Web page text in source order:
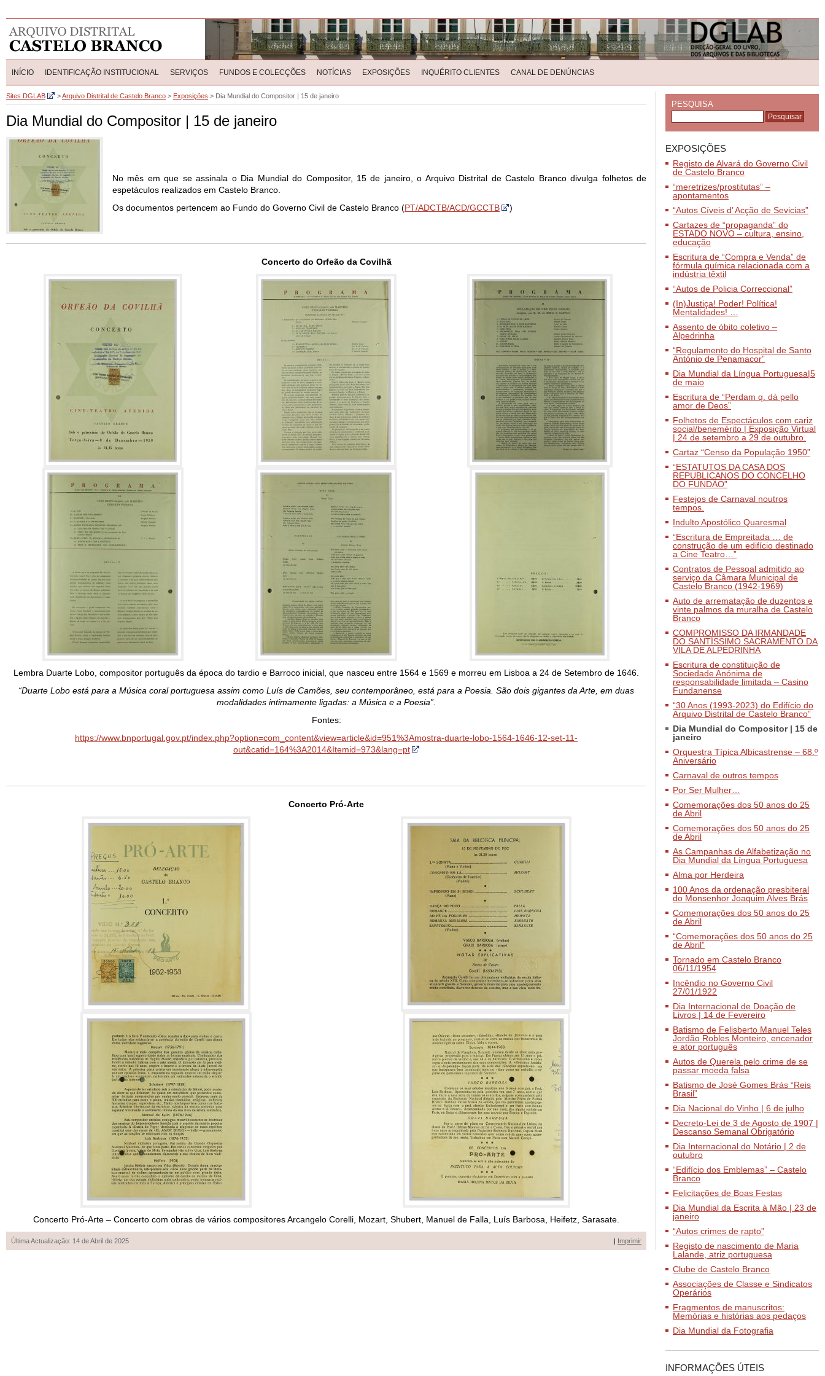
INÍCIO IDENTIFICAÇÃO INSTITUCIONAL SERVIÇOS FUNDOS E COLECÇÕES NOTÍCIAS EXPOSIÇÕES INQUÉRITO CLIENTES CANAL DE DENÚNCIAS
Sites DGLAB >Arquivo Distrital de Castelo Branco > Exposições > Dia Mundial do Compositor | 15 de janeiro
Dia Mundial do Compositor | 15 de janeiro
No mês em que se assinala o Dia Mundial do Compositor, 15 de janeiro, o Arquivo Distrital de Castelo Branco divulga folhetos de
espetáculos realizados em Castelo Branco.
Os documentos pertencem ao Fundo do Governo Civil de Castelo Branco (PT/ADCTB/ACD/GCCTB )
Concerto do Orfeão da Covilhã
Lembra Duarte Lobo, compositor português da época do tardio e Barroco inicial, que nasceu entre 1564 e 1569 e morreu em Lisboa a 24 de Setembro de 1646.
“Duarte Lobo está para a Música coral portuguesa assim como Luís de Camões, seu contemporâneo, está para a Poesia. São dois gigantes da Arte, em duas
modalidades intimamente ligadas: a Música e a Poesia”.
Fontes:
https://www.bnportugal.gov.pt/index.php?option=com_content&view=article&id=951%3Amostra-duarte-lobo-1564-1646-12-set-11-
out&catid=164%3A2014&Itemid=973&lang=pt
Concerto Pró-Arte
Concerto Pró-Arte – Concerto com obras de vários compositores Arcangelo Corelli, Mozart, Shubert, Manuel de Falla, Luís Barbosa, Heifetz, Sarasate.
Última Actualização: 14 de Abril de 2025 | Imprimir
PESQUISA
EXPOSIÇÕES
Registo de Alvará do Governo Civil
de Castelo Branco
“meretrizes/prostitutas” –
apontamentos
“Autos Cíveis d’ Acção de Sevicias”
Cartazes de “propaganda” do
ESTADO NOVO – cultura, ensino,
educação
Escritura de “Compra e Venda” de
fórmula química relacionada com a
indústria têxtil
“Autos de Policia Correccional”
(In)Justiça! Poder! Política!
Mentalidades! …
Assento de óbito coletivo –
Alpedrinha
“Regulamento do Hospital de Santo
António de Penamacor”
Dia Mundial da Língua Portuguesa|5
de maio
Escritura de “Perdam q. dá pello
amor de Deos”
Folhetos de Espectáculos com cariz
social/benemérito | Exposição Virtual
| 24 de setembro a 29 de outubro.
Cartaz “Censo da População 1950”
“ESTATUTOS DA CASA DOS
REPUBLICANOS DO CONCELHO
DO FUNDÃO”
Festejos de Carnaval noutros
tempos.
Indulto Apostólico Quaresmal
“Escritura de Empreitada … de
construção de um edifício destinado
a Cine Teatro…”
Contratos de Pessoal admitido ao
serviço da Câmara Municipal de
Castelo Branco (1942-1969)
Auto de arrematação de duzentos e
vinte palmos da muralha de Castelo
Branco
COMPROMISSO DA IRMANDADE
DO SANTÍSSIMO SACRAMENTO DA
VILA DE ALPEDRINHA
Escritura de constituição de
Sociedade Anónima de
responsabilidade limitada – Casino
Fundanense
“30 Anos (1993-2023) do Edifício do
Arquivo Distrital de Castelo Branco”
Dia Mundial do Compositor | 15 de
janeiro
Orquestra Típica Albicastrense – 68.º
Aniversário
Carnaval de outros tempos
Por Ser Mulher…
Comemorações dos 50 anos do 25
de Abril
Comemorações dos 50 anos do 25
de Abril
As Campanhas de Alfabetização no
Dia Mundial da Língua Portuguesa
Alma por Herdeira
100 Anos da ordenação presbiteral
do Monsenhor Joaquim Alves Brás
Comemorações dos 50 anos do 25
de Abril
“Comemorações dos 50 anos do 25
de Abril”
Tornado em Castelo Branco
06/11/1954
Incêndio no Governo Civil
27/01/1922
Dia Internacional de Doação de
Livros | 14 de Fevereiro
Batismo de Felisberto Manuel Teles
Jordão Robles Monteiro, encenador
e ator português
Autos de Querela pelo crime de se
passar moeda falsa
Batismo de José Gomes Brás “Reis
Brasil”
Dia Nacional do Vinho | 6 de julho
Decreto-Lei de 3 de Agosto de 1907 |
Descanso Semanal Obrigatório
Dia Internacional do Notário | 2 de
outubro
“Edifício dos Emblemas” – Castelo
Branco
Felicitações de Boas Festas
Dia Mundial da Escrita à Mão | 23 de
janeiro
“Autos crimes de rapto”
Registo de nascimento de Maria
Lalande, atriz portuguesa
Clube de Castelo Branco
Associações de Classe e Sindicatos
Operários
Fragmentos de manuscritos:
Memórias e histórias aos pedaços
Dia Mundial da Fotografia
INFORMAÇÕES ÚTEIS